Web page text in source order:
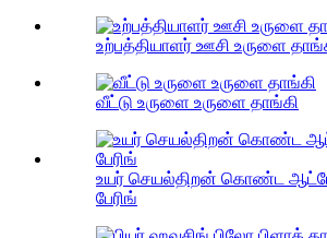
உற்பத்தியாளர் ஊசி உருளை
வீட்டு உருளை உருளை தாங்கி
உயர் செயல்திறன் கொண்ட
பேரிங்